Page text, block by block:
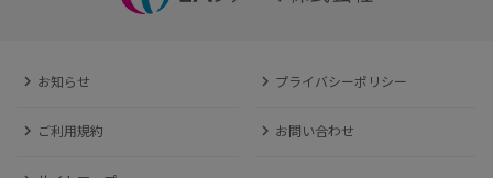
お知らせ プライバシーポリシー
ご利用規約 お問い合わせ